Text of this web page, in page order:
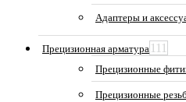
Адаптеры и
Прецизионная арматура 111
Прецизионные
Прецизионные